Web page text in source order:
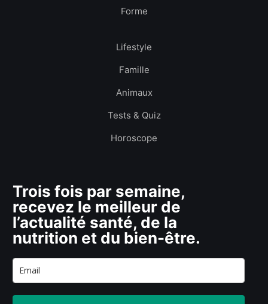
Forme
Lifestyle
Famille
Animaux
Tests & Quiz
Horoscope
Trois fois par semaine,
recevez le meilleur de
l’actualité santé, de la
nutrition et du bien-être.